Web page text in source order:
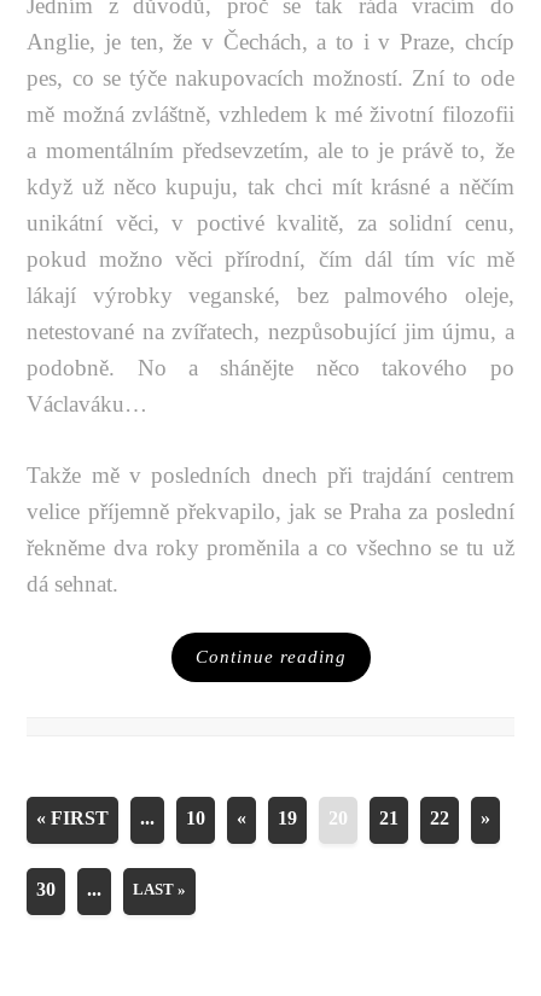
Jedním z důvodů, proč se tak ráda vracím do
Anglie, je ten, že v Čechách, a to i v Praze, chcíp
pes, co se týče nakupovacích možností. Zní to ode
mě možná zvláštně, vzhledem k mé životní filozofii
a momentálním předsevzetím, ale to je právě to, že
když už něco kupuju, tak chci mít krásné a něčím
unikátní věci, v poctivé kvalitě, za solidní cenu,
pokud možno věci přírodní, čím dál tím víc mě
lákají výrobky veganské, bez palmového oleje,
netestované na zvířatech, nezpůsobující jim újmu, a
podobně. No a shánějte něco takového po
Václaváku…
Takže mě v posledních dnech při trajdání centrem
velice příjemně překvapilo, jak se Praha za poslední
řekněme dva roky proměnila a co všechno se tu už
dá sehnat.
Continue reading
« FIRST ... 10 « 19 20 21 22 »
30 ... LAST »